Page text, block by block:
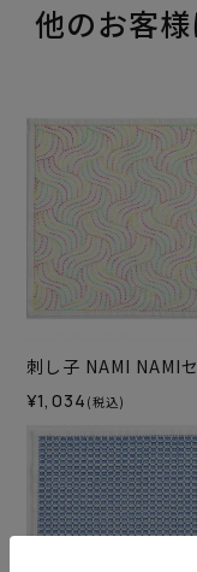
他のお客
刺し子 NAMI NAMI
¥1,034 (税込)